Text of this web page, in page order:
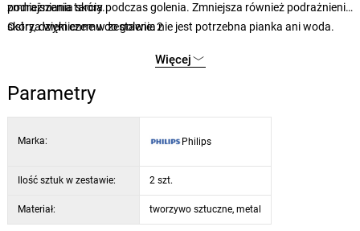
podrażniania skóry.
zmniejszenia tarcia podczas golenia. Zmniejsza również podrażnienia
skóry, dzięki czemu do golenia nie jest potrzebna pianka ani woda.
Ostrza wymienne w zestawie: 2
Więcej
Parametry
Marka: Philips
Ilość sztuk w zestawie: 2 szt.
Materiał: tworzywo sztuczne, metal